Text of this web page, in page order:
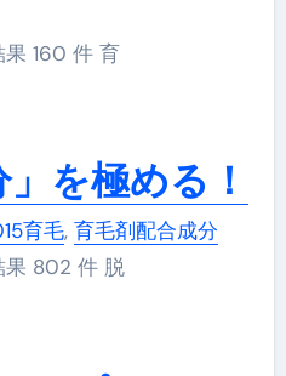
果 160 件 育
を極める！
育毛, 育毛剤配合成分
果 802 件 脱